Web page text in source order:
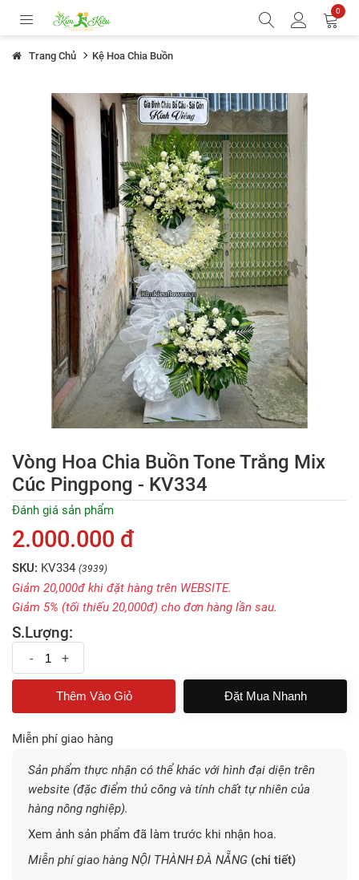
0
Trang Chủ Kệ Hoa Chia Buồn
Vòng Hoa Chia Buồn Tone Trắng Mix
Cúc Pingpong - KV334
Đánh giá sản phẩm
2.000.000 đ
SKU: KV334 (3939)
Giảm 20,000đ khi đặt hàng trên WEBSITE.
Giảm 5% (tối thiếu 20,000đ) cho đơn hàng lần sau.
S.Lượng:
- +
Đặt Mua Nhanh
Miễn phí giao hàng
Sản phẩm thực nhận có thể khác với hình đại diện trên
website (đặc điểm thủ công và tính chất tự nhiên của
hàng nông nghiệp).
Xem ảnh sản phẩm đã làm trước khi nhận hoa.
Miễn phí giao hàng NỘI THÀNH ĐÀ NẴNG (chi tiết)